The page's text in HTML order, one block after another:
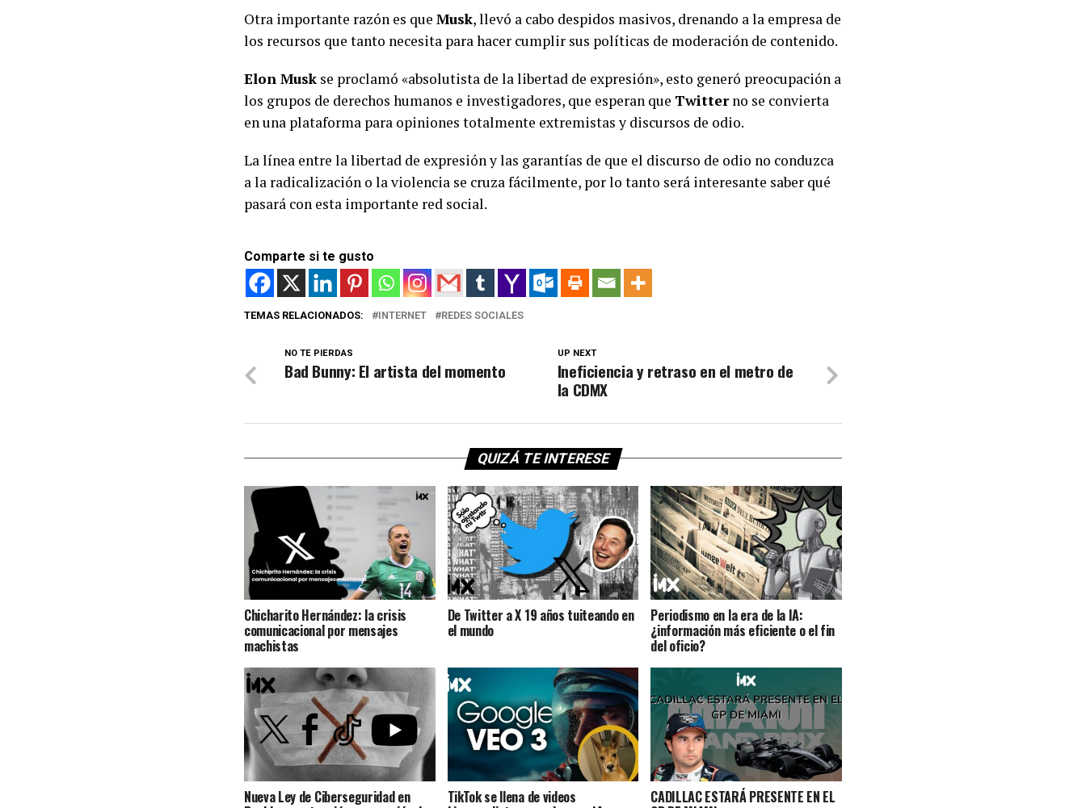
Otra importante razón es que Musk, llevó a cabo despidos masivos, drenando a la empresa de
los recursos que tanto necesita para hacer cumplir sus políticas de moderación de contenido.
Elon Musk se proclamó «absolutista de la libertad de expresión», esto generó preocupación a
los grupos de derechos humanos e investigadores, que esperan que Twitterno se convierta
en una plataforma para opiniones totalmente extremistas y discursos de odio.
La línea entre la libertad de expresión y las garantías de que el discurso de odio no conduzca
a la radicalización o la violencia se cruza fácilmente, por lo tanto será interesante saber qué
pasará con esta importante red social.
Comparte si te gusto
TEMAS RELACIONADOS: INTERNET REDES SOCIALES
UP NEXT
Ineficiencia y retraso en el metro de
la CDMX
NO TE PIERDAS
Bad Bunny: El artista del momento
QUIZÁ TE INTERESE
Chicharito Hernández: la crisis
comunicacional por mensajes
machistas
De Twitter a X 19 años tuiteando en
el mundo
Periodismo en la era de la IA:
¿información más eficiente o el fin
del oficio?
Nueva Ley de Ciberseguridad en TikTok se llena de videos CADILLAC ESTARÁ PRESENTE EN EL